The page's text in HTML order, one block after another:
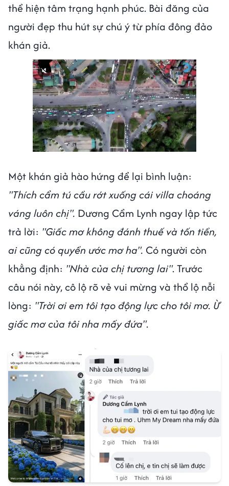
thể hiện tâm trạng hạnh phúc. Bài đăng của
người đẹp thu hút sự chú ý từ phía đông đảo
khán giả.
Một khán giả hào hứng để lại bình luận:
"Thích cẩm tú cầu rớt xuống cái villa choáng
váng luôn chị". Dương Cẩm Lynh ngay lập tức
trả lời: "Giấc mơ không đánh thuế và tốn tiền,
ai cũng có quyền ước mơ ha". Có người còn
khẳng định: "Nhà của chị tương lai". Trước
câu nói này, cô lộ rõ vẻ vui mừng và thổ lộ nỗi
lòng: "Trời ơi em tôi tạo động lực cho tôi mơ. Ừ
giấc mơ của tôi nha mấy đứa".